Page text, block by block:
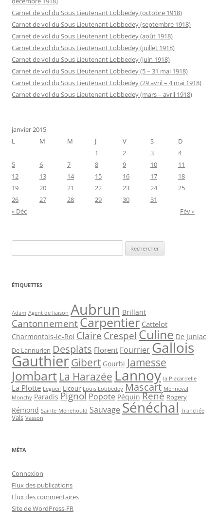
Carnet de vol du Sous Lieutenant Lobbedey (octobre 1918)
Carnet de vol du Sous Lieutenant Lobbedey (septembre 1918)
Carnet de vol du Sous Lieutenant Lobbedey (août 1918)
Carnet de vol du Sous Lieutenant Lobbedey (juillet 1918)
Carnet de vol du Sous Lieutenant Lobbedey (juin 1918)
Carnet de vol du Sous Lieutenant Lobbedey (5 – 31 mai 1918)
Carnet de vol du Sous Lieutenant Lobbedey (29 avril – 4 mai 1918)
Carnet de vol du Sous Lieutenant Lobbedey (mars – avril 1918)
janvier 2015
L
M M J V S
D
1
2 3
4
5
6 7 8 9 10
11
12
13 14 15 16 17
18
19
20 21 22 23 24
25
26
27 28 29 30
31
« Déc
Fév »
ÉTIQUETTES
Adam Agent de liaison Aubrun Brillant
Cantonnement Carpentier Cattelot
Charmontois-le-Roi Claire Crespel Culine De Juniac
De Lannurien Desplats Florent Fourrier Gallois
GauthierGibert Gourbi Jamesse
Jombart La Harazée Lannoy la Placardelle
La Plotte Legueil Licour Louis Lobbedey Mascart Menneval
Monchy Paradis Pignol Popote Péquin René Rogery
Rémond Sainte-Menehould Sauvage Sénéchal Tranchée
Vals Vasson
MÉTA
Connexion
Flux des publications
Flux des commentaires
Site de WordPress-FR